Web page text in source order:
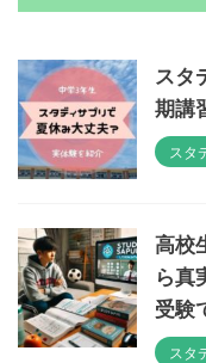
スタ
期講
スタ
高校
ら真
受験
スタ